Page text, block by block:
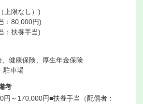
上限なし）)
：80,000円)
：扶養手当)
健康保険、厚生年金保険
駐車場
考
～170,000円■扶養手当（配偶者：